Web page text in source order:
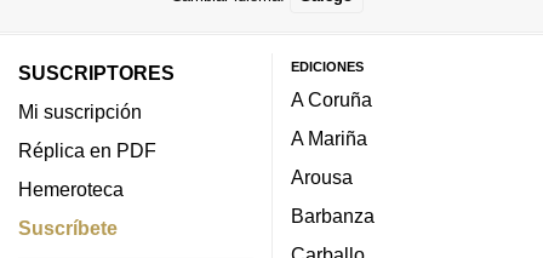
SUSCRIPTORES
Mi suscripción
Réplica en PDF
Hemeroteca
Suscríbete
EDICIONES
A Coruña
A Mariña
Arousa
Barbanza